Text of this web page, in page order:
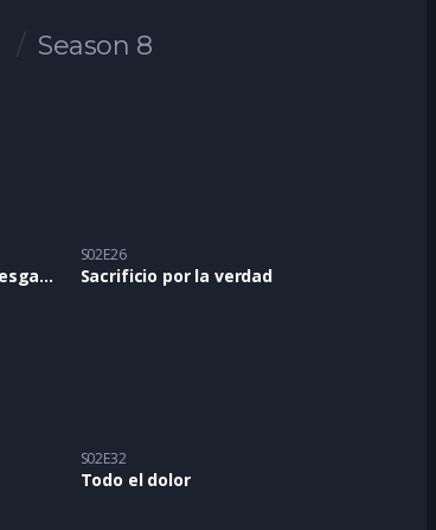
Season 8
Un plan muy arriesgado
S02E26
Sacrificio por la verdad
S02E32
Todo el dolor